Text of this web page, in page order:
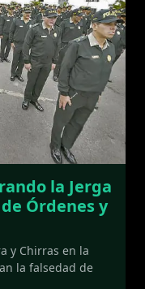
la Jerga
Órdenes y
y Chirras en la
la falsedad de